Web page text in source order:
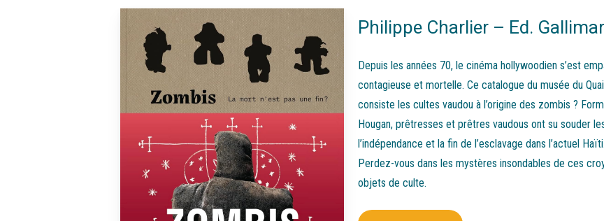
Philippe Charlier – Ed.
Depuis les années 70, le cinéma hollywoodien s’est
contagieuse et mortelle. Ce catalogue du musée du
consiste les cultes vaudou à l’origine des zombis ?
Hougan, prêtresses et prêtres vaudous ont su souder
l’indépendance et la fin de l’esclavage dans l’actuel Haïti.
Perdez-vous dans les mystères insondables de ces
objets de culte.